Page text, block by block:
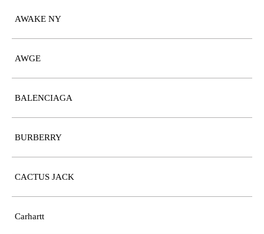
AWAKE NY
AWGE
BALENCIAGA
BURBERRY
CACTUS JACK
Carhartt